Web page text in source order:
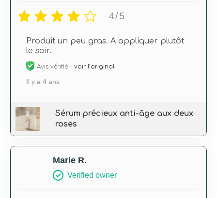
4/5
Produit un peu gras. A appliquer plutôt
le soir.
Avis vérifié - voir l’original
Il y a 4 ans
Sérum précieux anti-âge aux deux
roses
Marie R.
Verified owner